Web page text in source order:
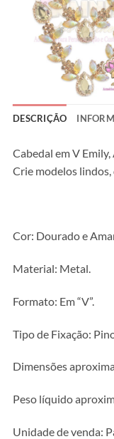
DESCRIÇÃO
Cabedal em V
Crie modelos
Cor: Dourado e
Material: Metal.
Formato: Em “V”.
Tipo de Fixação:
Dimensões
Peso líquido
Unidade de venda: